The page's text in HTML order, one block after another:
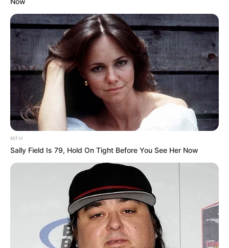
MFH
Sally Field Is 79, Hold On Tight Before You See Her Now